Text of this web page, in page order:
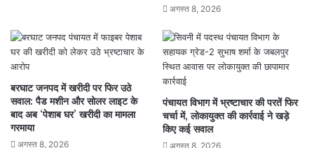
अगस्त 8, 2026
बरघाट जनपद में खरीदी पर फिर उठे
सवाल: पैड मशीन और सोलर लाइट के
बाद अब ‘पेशाब घर’ खरीदी का मामला
गरमाया
अगस्त 8, 2026
पंचायत विभाग में भ्रष्टाचार की परतें फिर
चर्चा में, लोकायुक्त की कार्रवाई ने खड़े
किए कई सवाल
अगस्त 8, 2026